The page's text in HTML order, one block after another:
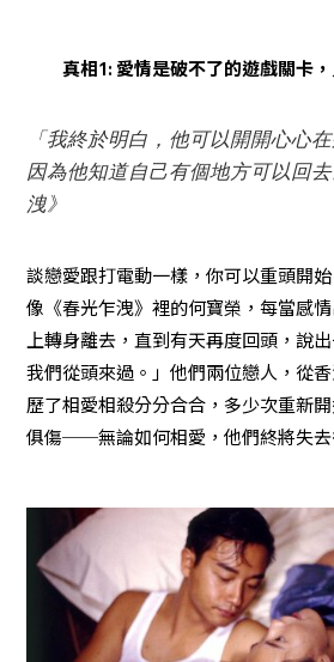
真相1: 愛情是破不了的遊戲關卡
「我終於明白，他可以開開心心
因為他知道自己有個地方可以回
洩》
談戀愛跟打電動一樣，你可以重頭開
像《春光乍洩》裡的何寶榮，每當感
上轉身離去，直到有天再度回頭，說
我們從頭來過。」他們兩位戀人，從
歷了相愛相殺分分合合，多少次重新
俱傷──無論如何相愛，他們終將失去